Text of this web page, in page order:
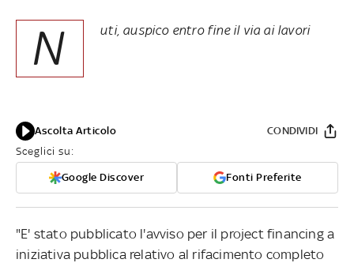
N uti, auspico entro fine il via ai lavori
Ascolta Articolo
Sceglici su:
Google Discover Fonti Preferite
CONDIVIDI
"E' stato pubblicato l'avviso per il project financing a
iniziativa pubblica relativo al rifacimento completo